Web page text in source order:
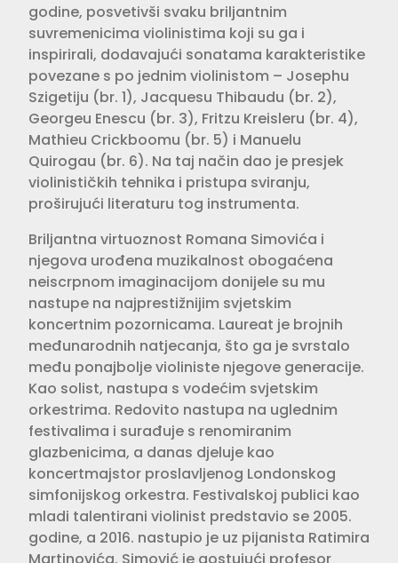
godine, posvetivši svaku briljantnim
suvremenicima violinistima koji su ga i
inspirirali, dodavajući sonatama karakteristike
povezane s po jednim violinistom – Josephu
Szigetiju (br. 1), Jacquesu Thibaudu (br. 2),
Georgeu Enescu (br. 3), Fritzu Kreisleru (br. 4),
Mathieu Crickboomu (br. 5) i Manuelu
Quirogau (br. 6). Na taj način dao je presjek
violinističkih tehnika i pristupa sviranju,
proširujući literaturu tog instrumenta.
Briljantna virtuoznost Romana Simovića i
njegova urođena muzikalnost obogaćena
neiscrpnom imaginacijom donijele su mu
nastupe na najprestižnijim svjetskim
koncertnim pozornicama. Laureat je brojnih
međunarodnih natjecanja, što ga je svrstalo
među ponajbolje violiniste njegove generacije.
Kao solist, nastupa s vodećim svjetskim
orkestrima. Redovito nastupa na uglednim
festivalima i surađuje s renomiranim
glazbenicima, a danas djeluje kao
koncertmajstor proslavljenog Londonskog
simfonijskog orkestra. Festivalskoj publici kao
mladi talentirani violinist predstavio se 2005.
godine, a 2016. nastupio je uz pijanista Ratimira